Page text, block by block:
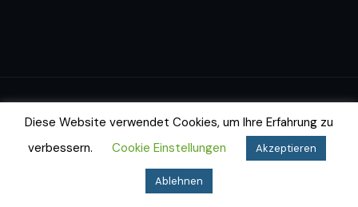
ImpressumDatenschutzCookie-Richtlinie
© 2026 Dartfighters Greifswald e.V.
Diese Website verwendet Cookies, um Ihre Erfahrung zu
verbessern.
Cookie Einstellungen Akzeptieren
Ablehnen